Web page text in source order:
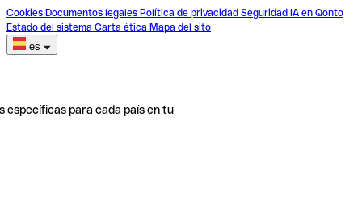
Cookies Documentos legales Política de privacidad Seguridad IA en Qonto
Estado del sistema Carta ética Mapa del sito
es
específicas para cada país en tu